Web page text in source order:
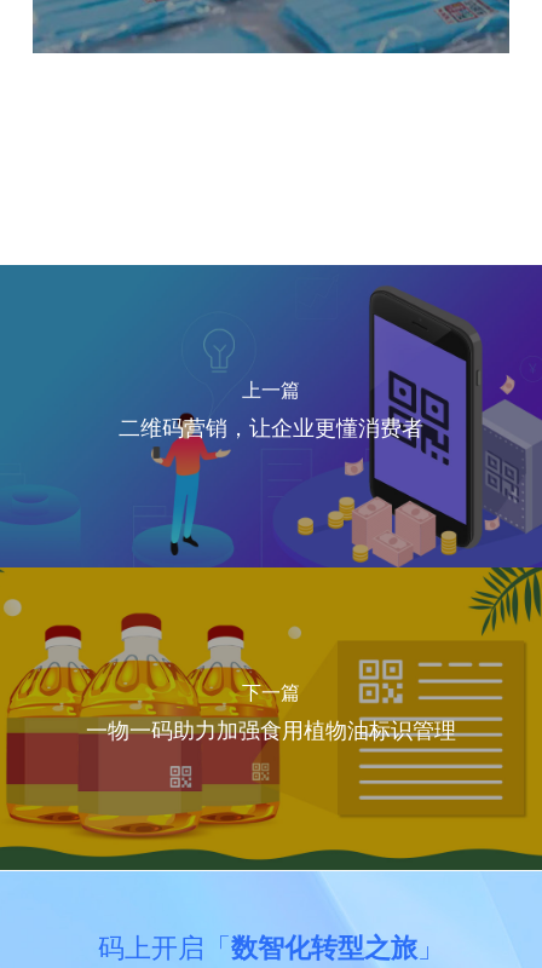
上一篇
二维码营销，让企业更懂消费者
下一篇
一物一码助力加强食用植物油标识管理
码上开启「 数智化转型之旅」